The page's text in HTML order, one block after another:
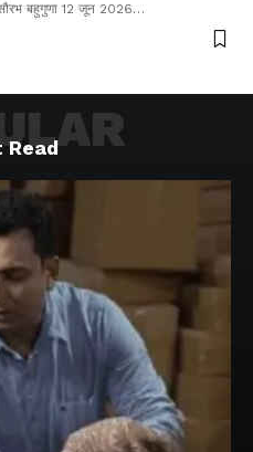
बहुगुणा 12 जून 2026…
Read